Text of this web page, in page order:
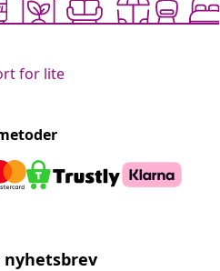
for lite